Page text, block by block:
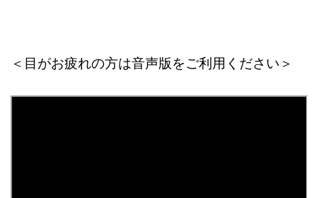
＜目がお疲れの方は音声版をご利用ください＞